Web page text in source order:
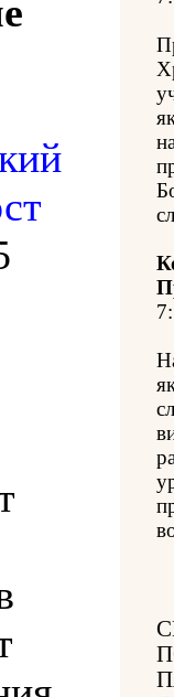
7: